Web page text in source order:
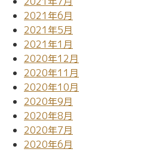
2021年6月
2021年5月
2021年1月
2020年12月
2020年11月
2020年10月
2020年9月
2020年8月
2020年7月
2020年6月